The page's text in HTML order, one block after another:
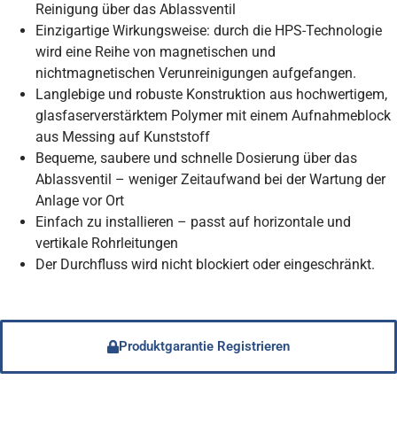
Reinigung über das Ablassventil
Einzigartige Wirkungsweise: durch die HPS-Technologie
wird eine Reihe von magnetischen und
nichtmagnetischen Verunreinigungen aufgefangen.
Langlebige und robuste Konstruktion aus hochwertigem,
glasfaserverstärktem Polymer mit einem Aufnahmeblock
aus Messing auf Kunststoff
Bequeme, saubere und schnelle Dosierung über das
Ablassventil – weniger Zeitaufwand bei der Wartung der
Anlage vor Ort
Einfach zu installieren – passt auf horizontale und
vertikale Rohrleitungen
Der Durchfluss wird nicht blockiert oder eingeschränkt.
Produktgarantie Registrieren